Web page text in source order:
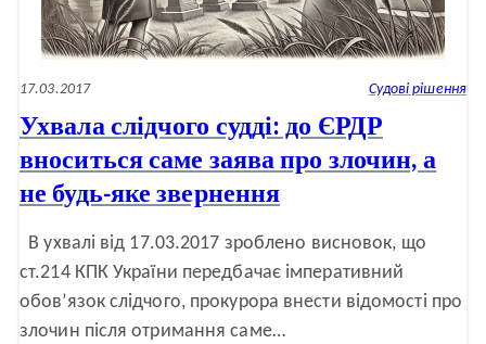
17.03.2017 Судові рішення
Ухвала слідчого судді: до ЄРДР
вноситься саме заява про злочин, а
не будь-яке звернення
В ухвалі від 17.03.2017 зроблено висновок, що
ст.214 КПК України передбачає імперативний
обов’язок слідчого, прокурора внести відомості про
злочин після отримання саме…